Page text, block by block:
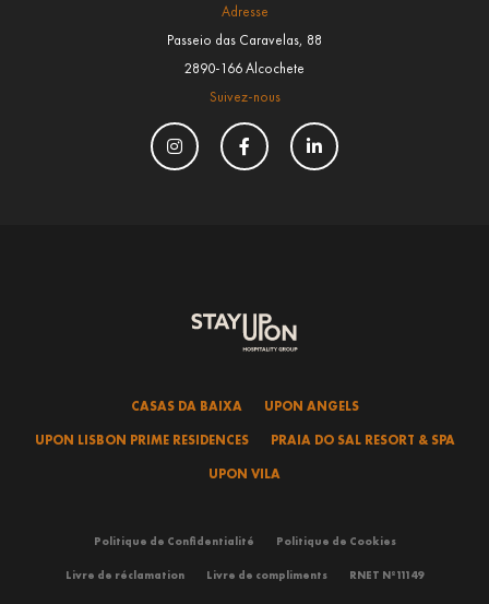
Adresse
Passeio das Caravelas, 88
2890-166 Alcochete
Suivez-nous
CASAS DA BAIXA
UPON ANGELS
UPON LISBON PRIME RESIDENCES
PRAIA DO SAL RESORT & SPA
UPON VILA
Politique de Confidentialité Politique de Cookies
Livre de réclamation Livre de compliments RNET Nº11149